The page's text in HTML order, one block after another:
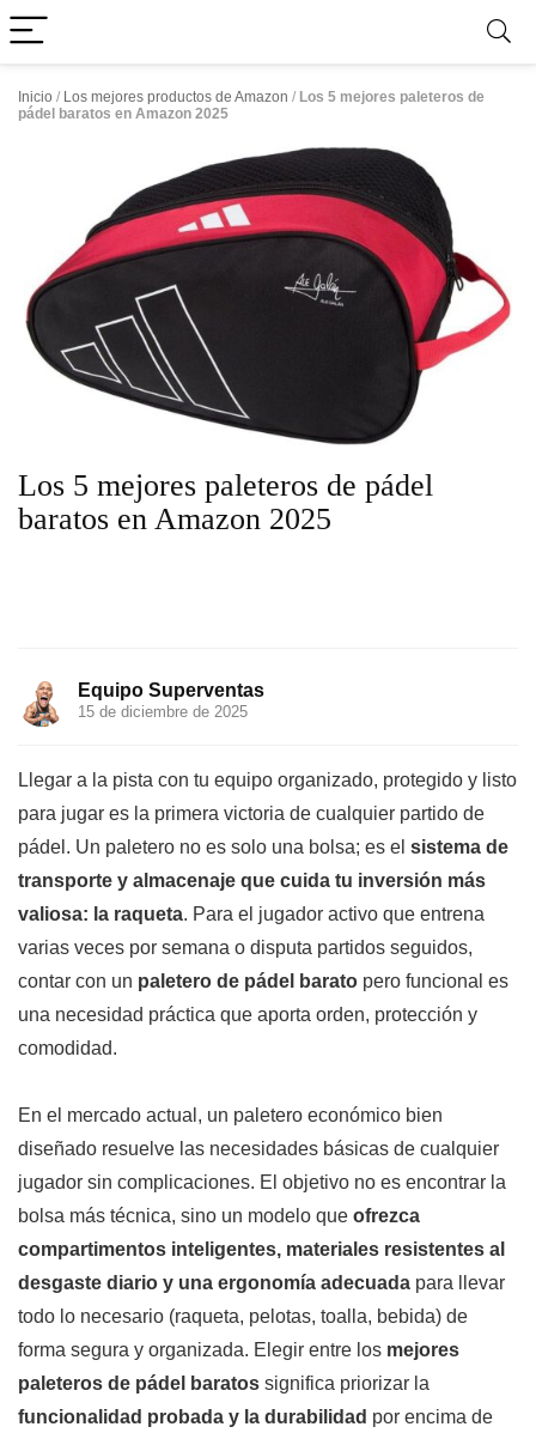
Inicio / Los mejores productos de Amazon / Los 5 mejores paleteros de
pádel baratos en Amazon 2025
Los 5 mejores paleteros de pádel
baratos en Amazon 2025
Equipo Superventas
15 de diciembre de 2025
Llegar a la pista con tu equipo organizado, protegido y listo
para jugar es la primera victoria de cualquier partido de
pádel. Un paletero no es solo una bolsa; es el sistema de
transporte y almacenaje que cuida tu inversión más
valiosa: la raqueta. Para el jugador activo que entrena
varias veces por semana o disputa partidos seguidos,
contar con un paletero de pádel barato pero funcional es
una necesidad práctica que aporta orden, protección y
comodidad.
En el mercado actual, un paletero económico bien
diseñado resuelve las necesidades básicas de cualquier
jugador sin complicaciones. El objetivo no es encontrar la
bolsa más técnica, sino un modelo que ofrezca
compartimentos inteligentes, materiales resistentes al
desgaste diario y una ergonomía adecuada para llevar
todo lo necesario (raqueta, pelotas, toalla, bebida) de
forma segura y organizada. Elegir entre los mejores
paleteros de pádel baratos significa priorizar la
funcionalidad probada y la durabilidad por encima de